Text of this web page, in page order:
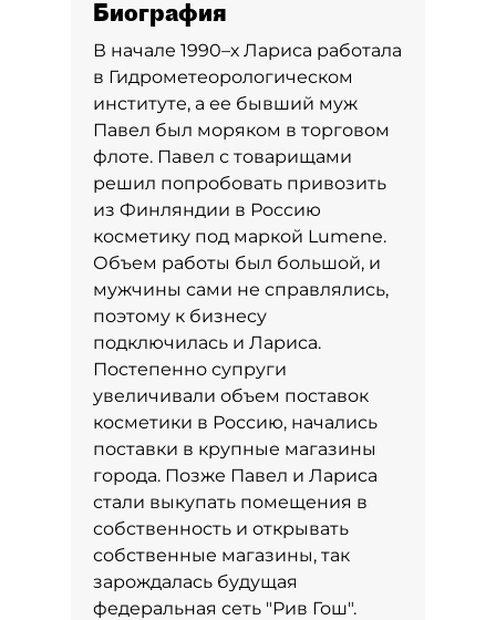
Биография
В начале 1990–х Лариса работала
в Гидрометеорологическом
институте, а ее бывший муж
Павел был моряком в торговом
флоте. Павел с товарищами
решил попробовать привозить
из Финляндии в Россию
косметику под маркой Lumene.
Объем работы был большой, и
мужчины сами не справлялись,
поэтому к бизнесу
подключилась и Лариса.
Постепенно супруги
увеличивали объем поставок
косметики в Россию, начались
поставки в крупные магазины
города. Позже Павел и Лариса
стали выкупать помещения в
собственность и открывать
собственные магазины, так
зарождалась будущая
федеральная сеть "Рив Гош".